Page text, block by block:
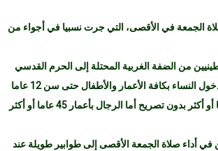
صلاة الجمعة في الأقصى، التي جرت نسبيا في أجواء من
من الضفة الغربية المحتلة إلى الحرم القدسي
الشريف من أجل أداء صلوات الجمعة خلال شهر رمضان، حيث يتاح دخول النساء بكافة الأعمار والأطفال حتى سن 12 عاما
بدون الحاجة إلى تصريح، فيما يسمح فقط بدخول الرجال من 55 عاما أو أكثر بدون تصريح أما الرجال بأعمار 45 عاما أو أكثر
في أداء صلاة الجمعة الأقصى إلى طوابير طويلة عند